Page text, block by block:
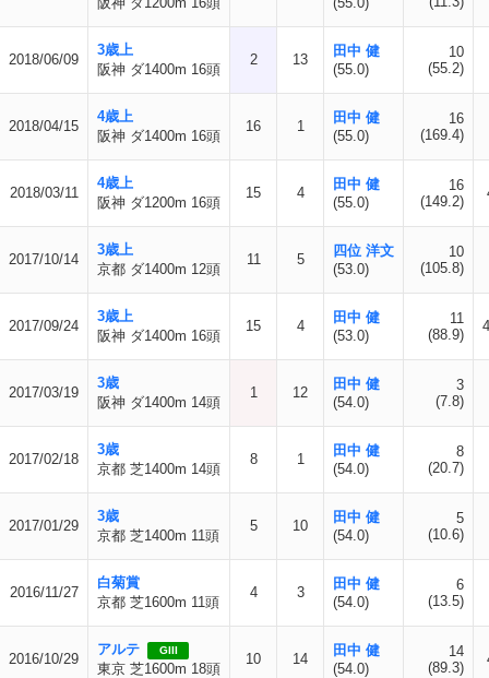
2018/06/09
3歳上
阪神 ダ1400m 16頭
2 13
田中 健
(55.0)
10
(55.2)
2018/04/15
4歳上
阪神 ダ1400m 16頭
16 1
田中 健
(55.0)
16
(169.4)
2018/03/11
4歳上
阪神 ダ1200m 16頭
15 4
田中 健
(55.0)
16
(149.2)
2017/10/14
3歳上
京都 ダ1400m 12頭
11 5
四位 洋文
(53.0)
10
(105.8)
2017/09/24
3歳上
阪神 ダ1400m 16頭
15 4
田中 健
(53.0)
11
(88.9)
2017/03/19
3歳
阪神 ダ1400m 14頭
1 12
田中 健
(54.0)
3
(7.8)
2017/02/18
3歳
京都 芝1400m 14頭
8 1
田中 健
(54.0)
8
(20.7)
2017/01/29
3歳
京都 芝1400m 11頭
5 10
田中 健
(54.0)
5
(10.6)
2016/11/27
白菊賞
京都 芝1600m 11頭
4 3
田中 健
(54.0)
6
(13.5)
2016/10/29
アルテ GIII
東京 芝1600m 18頭
10 14
田中 健
(54.0)
14
(89.3)